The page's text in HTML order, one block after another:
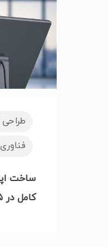
طراحی
ساخت
کامل در ۲۰۲۵